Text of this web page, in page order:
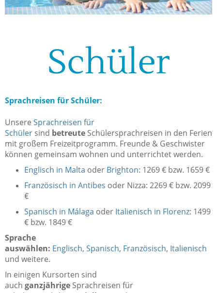
Schüler
Sprachreisen für Schüler:
Unsere Sprachreisen für
Schüler sind betreute Schülersprachreisen in den Ferien
mit großem Freizeitprogramm. Freunde & Geschwister
können gemeinsam wohnen und unterrichtet werden.
Englisch in Malta oder Brighton: 1269 € bzw. 1659 €
Französisch in Antibes oder Nizza: 2269 € bzw. 2099
€
Spanisch in Málaga oder Italienisch in Florenz: 1499
€ bzw. 1849 €
Sprache
auswählen: Englisch, Spanisch, Französisch, Italienisch
und weitere.
In einigen Kursorten sind
auch ganzjährige Sprachreisen für